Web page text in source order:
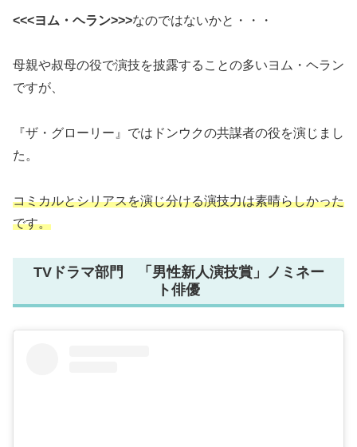
<<<ヨム・ヘラン>>>なのではないかと・・・
母親や叔母の役で演技を披露することの多いヨム・ヘラン
ですが、
『ザ・グローリー』ではドンウクの共謀者の役を演じまし
た。
コミカルとシリアスを演じ分ける演技力は素晴らしかった
です。
TVドラマ部門 「男性新人演技賞」ノミネー
ト俳優